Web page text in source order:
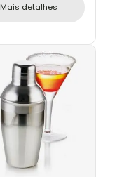
Mais detalhes